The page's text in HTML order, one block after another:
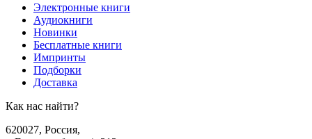
Электронные книги
Аудиокниги
Новинки
Бесплатные книги
Импринты
Подборки
Доставка
Как нас найти?
620027, Россия,